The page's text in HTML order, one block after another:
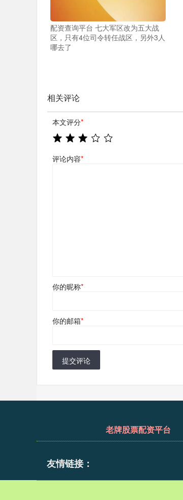
配资查询平台 七大军区改为五大战
区，只有4位司令转任战区，另外3人
哪去了
相关评论
本文评分*
评论内容*
你的昵称*
你的邮箱*
提交评论
老牌股票配资平台
友情链接：